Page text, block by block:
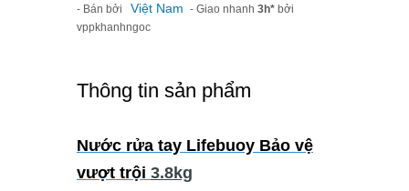
- Bán bởi Việt Nam - Giao nhanh 3h* bởi
vppkhanhngoc
Thông tin sản phẩm
Nước rửa tay Lifebuoy Bảo vệ
vượt trội 3.8kg